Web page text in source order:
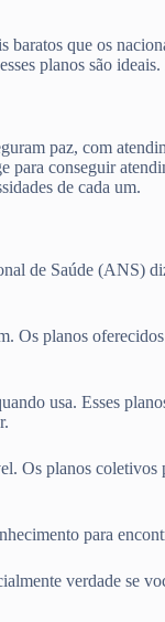
que os
planos são
paz, com
conseguir
de cada um.
de Saúde (ANS)
planos
usa. Esses
Os planos
para
verdade se